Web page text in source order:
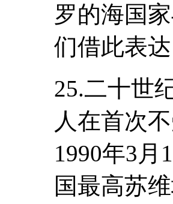
罗的海国
们借此表
25.二十世
人在首次
1990年3
国最高苏